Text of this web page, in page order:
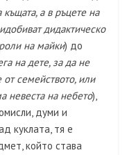
а в ръцете на
дидактическо
на майки) до
на дете, за да не
семейството, или
невеста на небето),
думи и
куклата, тя е
който става